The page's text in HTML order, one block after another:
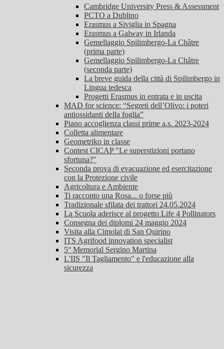
Cambridge University Press & Assessment
PCTO a Dublino
Erasmus a Siviglia in Spagna
Erasmus a Galway in Irlanda
Gemellaggio Spilimbergo-La Châtre
(prima parte)
Gemellaggio Spilimbergo-La Châtre
(seconda parte)
La breve guida della città di Spilimbergo in
Lingua tedesca
Progetti Erasmus in entrata e in uscita
MAD for science: “Segreti dell’Olivo: i poteri
antiossidanti della foglia”
Piano accoglienza classi prime a.s. 2023-2024
Colletta alimentare
Geometriko in classe
Contest CICAP "Le superstizioni portano
sfortuna?"
Seconda prova di evacuazione ed esercitazione
con la Protezione civile
Agricoltura e Ambiente
Ti racconto una Rosa... o forse più
Tradizionale sfilata dei trattori 24.05.2024
La Scuola aderisce al progetto Life 4 Pollinators
Consegna dei diplomi 24 maggio 2024
Visita alla Cimolai di San Quirino
ITS Agrifood innovation specialist
5° Memorial Sergino Martina
L'IIS "Il Tagliamento" e l'educazione alla
sicurezza